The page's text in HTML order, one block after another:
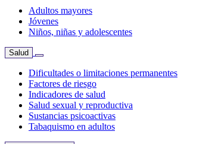
Adultos mayores
Jóvenes
Niños, niñas y adolescentes
Salud
Dificultades o limitaciones permanentes
Factores de riesgo
Indicadores de salud
Salud sexual y reproductiva
Sustancias psicoactivas
Tabaquismo en adultos